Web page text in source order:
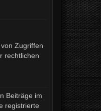
Zugriffen
rechtlichen
Beiträge im
registrierte